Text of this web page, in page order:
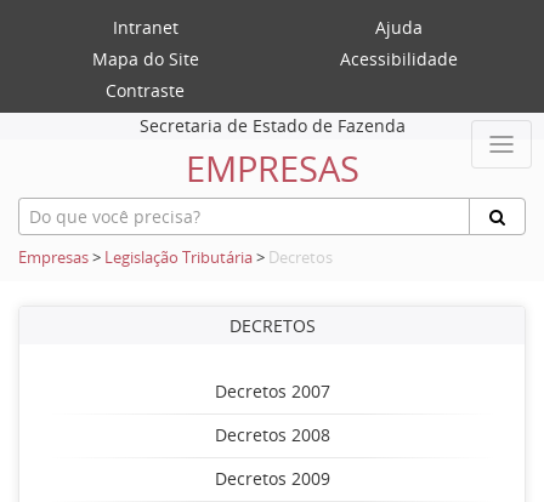
Intranet
Ajuda
Mapa do Site
Acessibilidade
Contraste
Secretaria de Estado de Fazenda
EMPRESAS
Empresas> Legislação Tributária> Decretos
DECRETOS
Decretos 2007
Decretos 2008
Decretos 2009